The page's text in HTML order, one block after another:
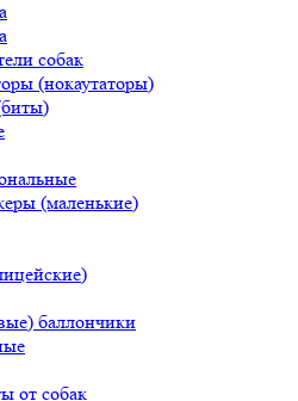
собак
(нокаутаторы)
(маленькие)
баллончики
от собак